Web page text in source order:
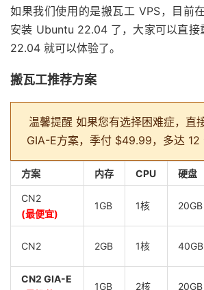
如果我们使用的是搬瓦工 VPS，目前
安装 Ubuntu 22.04 了，大家可以直接
22.04 就可以体验了。
搬瓦工推荐方案
温馨提醒 如果您有选择困难症，直
GIA-E方案，季付 $49.99，多达 12
方案 内存 CPU 硬盘
CN2
(最便宜)
1GB 1核 20GB
CN2 2GB 1核 40GB
CN2 GIA-E
1GB 2核 20GB